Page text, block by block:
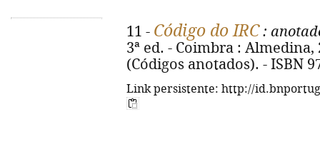
11 - Código do IRC:
3ª ed. - Coimbra : Almedina,
(Códigos anotados). - ISBN
Link persistente: http://